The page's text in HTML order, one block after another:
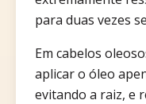
para duas vezes
Em cabelos
aplicar o óleo
evitando a raiz, e